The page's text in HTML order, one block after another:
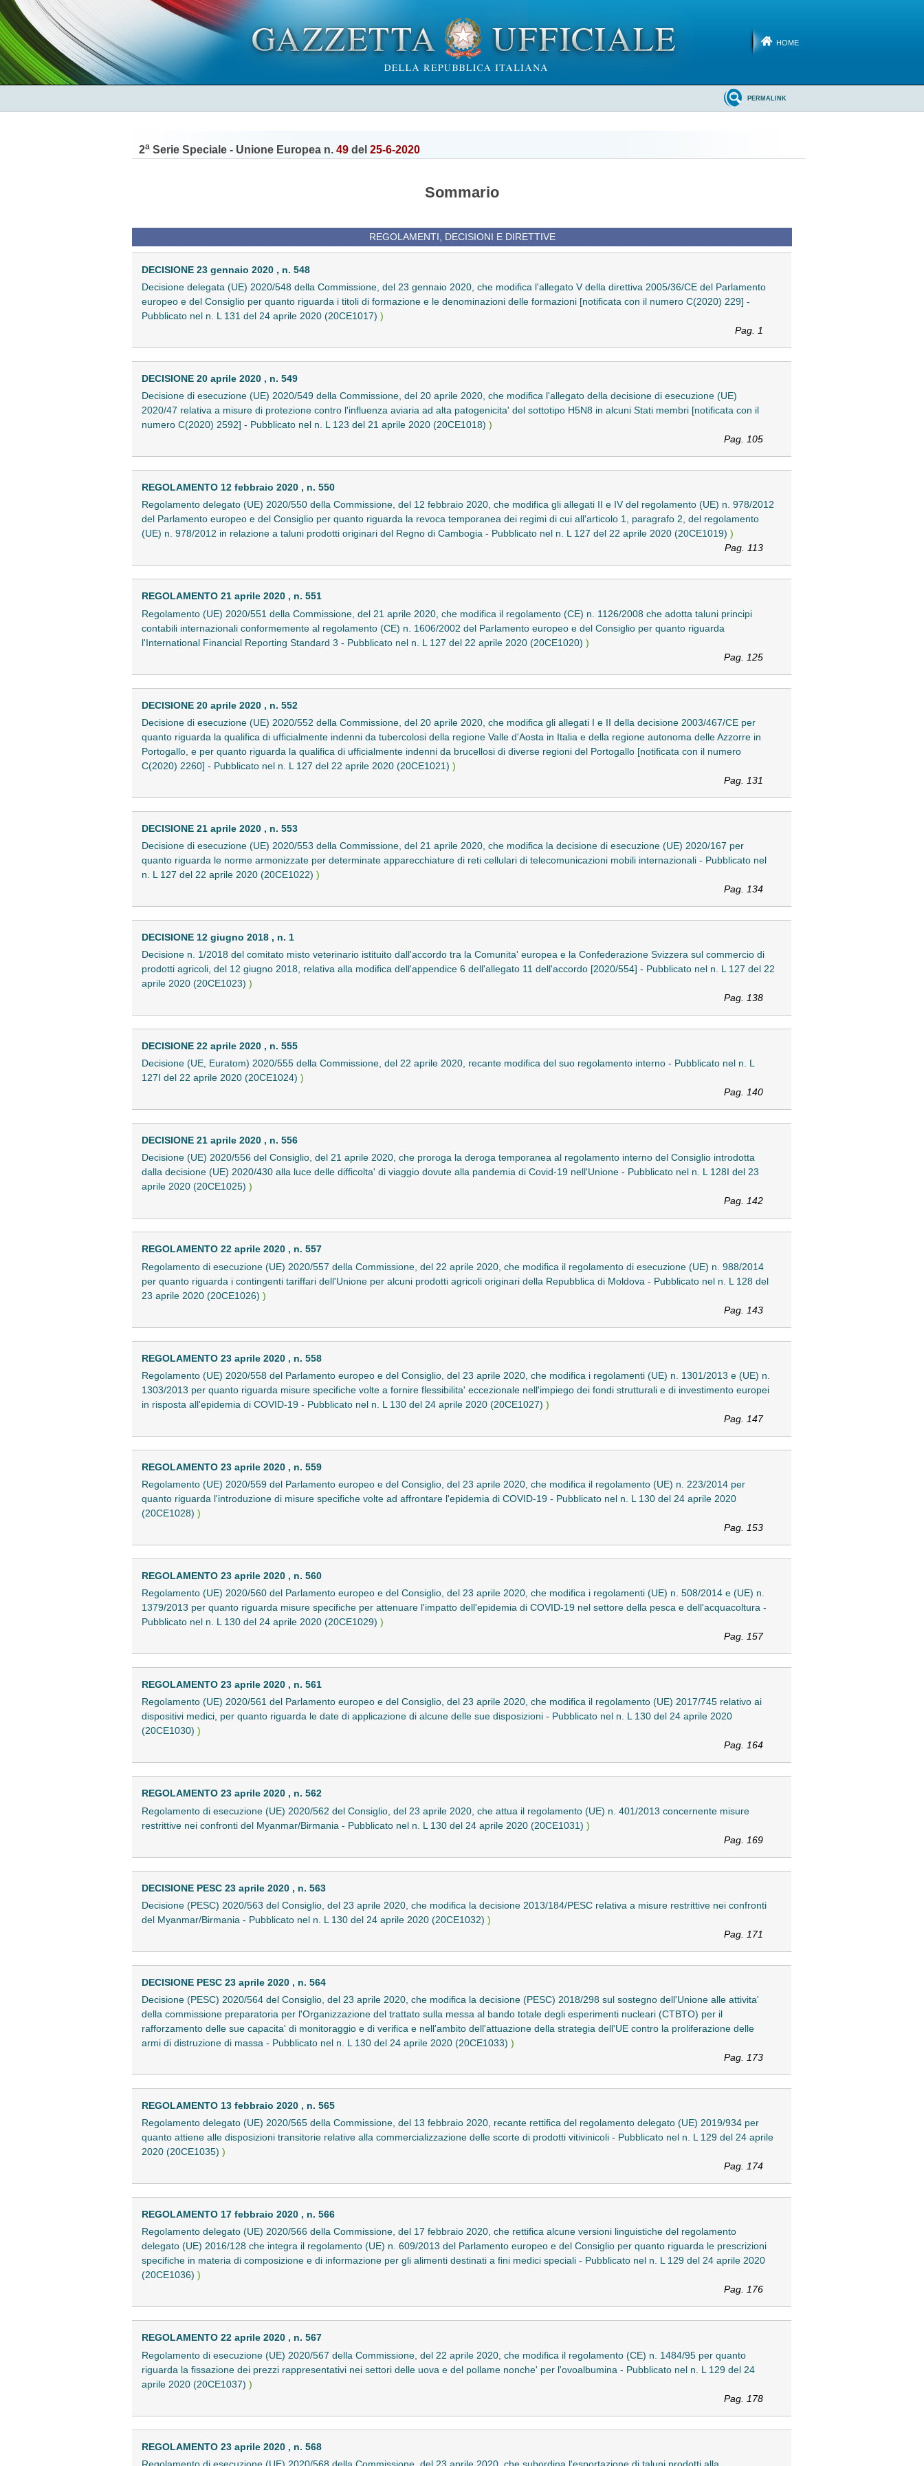
HOME
PERMALINK
2a Serie Speciale - Unione Europea n. 49 del 25-6-2020
Sommario
REGOLAMENTI, DECISIONI E DIRETTIVE
DECISIONE 23 gennaio 2020 , n. 548
Decisione delegata (UE) 2020/548 della Commissione, del 23 gennaio 2020, che modifica l'allegato V della direttiva 2005/36/CE del Parlamento
europeo e del Consiglio per quanto riguarda i titoli di formazione e le denominazioni delle formazioni [notificata con il numero C(2020) 229] -
Pubblicato nel n. L 131 del 24 aprile 2020 (20CE1017) )
Pag. 1
DECISIONE 20 aprile 2020 , n. 549
Decisione di esecuzione (UE) 2020/549 della Commissione, del 20 aprile 2020, che modifica l'allegato della decisione di esecuzione (UE)
2020/47 relativa a misure di protezione contro l'influenza aviaria ad alta patogenicita' del sottotipo H5N8 in alcuni Stati membri [notificata con il
numero C(2020) 2592] - Pubblicato nel n. L 123 del 21 aprile 2020 (20CE1018) )
Pag. 105
REGOLAMENTO 12 febbraio 2020 , n. 550
Regolamento delegato (UE) 2020/550 della Commissione, del 12 febbraio 2020, che modifica gli allegati II e IV del regolamento (UE) n. 978/2012
del Parlamento europeo e del Consiglio per quanto riguarda la revoca temporanea dei regimi di cui all'articolo 1, paragrafo 2, del regolamento
(UE) n. 978/2012 in relazione a taluni prodotti originari del Regno di Cambogia - Pubblicato nel n. L 127 del 22 aprile 2020 (20CE1019) )
Pag. 113
REGOLAMENTO 21 aprile 2020 , n. 551
Regolamento (UE) 2020/551 della Commissione, del 21 aprile 2020, che modifica il regolamento (CE) n. 1126/2008 che adotta taluni principi
contabili internazionali conformemente al regolamento (CE) n. 1606/2002 del Parlamento europeo e del Consiglio per quanto riguarda
l'International Financial Reporting Standard 3 - Pubblicato nel n. L 127 del 22 aprile 2020 (20CE1020) )
Pag. 125
DECISIONE 20 aprile 2020 , n. 552
Decisione di esecuzione (UE) 2020/552 della Commissione, del 20 aprile 2020, che modifica gli allegati I e II della decisione 2003/467/CE per
quanto riguarda la qualifica di ufficialmente indenni da tubercolosi della regione Valle d'Aosta in Italia e della regione autonoma delle Azzorre in
Portogallo, e per quanto riguarda la qualifica di ufficialmente indenni da brucellosi di diverse regioni del Portogallo [notificata con il numero
C(2020) 2260] - Pubblicato nel n. L 127 del 22 aprile 2020 (20CE1021) )
Pag. 131
DECISIONE 21 aprile 2020 , n. 553
Decisione di esecuzione (UE) 2020/553 della Commissione, del 21 aprile 2020, che modifica la decisione di esecuzione (UE) 2020/167 per
quanto riguarda le norme armonizzate per determinate apparecchiature di reti cellulari di telecomunicazioni mobili internazionali - Pubblicato nel
n. L 127 del 22 aprile 2020 (20CE1022) )
Pag. 134
DECISIONE 12 giugno 2018 , n. 1
Decisione n. 1/2018 del comitato misto veterinario istituito dall'accordo tra la Comunita' europea e la Confederazione Svizzera sul commercio di
prodotti agricoli, del 12 giugno 2018, relativa alla modifica dell'appendice 6 dell'allegato 11 dell'accordo [2020/554] - Pubblicato nel n. L 127 del 22
aprile 2020 (20CE1023) )
Pag. 138
DECISIONE 22 aprile 2020 , n. 555
Decisione (UE, Euratom) 2020/555 della Commissione, del 22 aprile 2020, recante modifica del suo regolamento interno - Pubblicato nel n. L
127I del 22 aprile 2020 (20CE1024) )
Pag. 140
DECISIONE 21 aprile 2020 , n. 556
Decisione (UE) 2020/556 del Consiglio, del 21 aprile 2020, che proroga la deroga temporanea al regolamento interno del Consiglio introdotta
dalla decisione (UE) 2020/430 alla luce delle difficolta' di viaggio dovute alla pandemia di Covid-19 nell'Unione - Pubblicato nel n. L 128I del 23
aprile 2020 (20CE1025) )
Pag. 142
REGOLAMENTO 22 aprile 2020 , n. 557
Regolamento di esecuzione (UE) 2020/557 della Commissione, del 22 aprile 2020, che modifica il regolamento di esecuzione (UE) n. 988/2014
per quanto riguarda i contingenti tariffari dell'Unione per alcuni prodotti agricoli originari della Repubblica di Moldova - Pubblicato nel n. L 128 del
23 aprile 2020 (20CE1026) )
Pag. 143
REGOLAMENTO 23 aprile 2020 , n. 558
Regolamento (UE) 2020/558 del Parlamento europeo e del Consiglio, del 23 aprile 2020, che modifica i regolamenti (UE) n. 1301/2013 e (UE) n.
1303/2013 per quanto riguarda misure specifiche volte a fornire flessibilita' eccezionale nell'impiego dei fondi strutturali e di investimento europei
in risposta all'epidemia di COVID-19 - Pubblicato nel n. L 130 del 24 aprile 2020 (20CE1027) )
Pag. 147
REGOLAMENTO 23 aprile 2020 , n. 559
Regolamento (UE) 2020/559 del Parlamento europeo e del Consiglio, del 23 aprile 2020, che modifica il regolamento (UE) n. 223/2014 per
quanto riguarda l'introduzione di misure specifiche volte ad affrontare l'epidemia di COVID-19 - Pubblicato nel n. L 130 del 24 aprile 2020
(20CE1028) )
Pag. 153
REGOLAMENTO 23 aprile 2020 , n. 560
Regolamento (UE) 2020/560 del Parlamento europeo e del Consiglio, del 23 aprile 2020, che modifica i regolamenti (UE) n. 508/2014 e (UE) n.
1379/2013 per quanto riguarda misure specifiche per attenuare l'impatto dell'epidemia di COVID-19 nel settore della pesca e dell'acquacoltura -
Pubblicato nel n. L 130 del 24 aprile 2020 (20CE1029) )
Pag. 157
REGOLAMENTO 23 aprile 2020 , n. 561
Regolamento (UE) 2020/561 del Parlamento europeo e del Consiglio, del 23 aprile 2020, che modifica il regolamento (UE) 2017/745 relativo ai
dispositivi medici, per quanto riguarda le date di applicazione di alcune delle sue disposizioni - Pubblicato nel n. L 130 del 24 aprile 2020
(20CE1030) )
Pag. 164
REGOLAMENTO 23 aprile 2020 , n. 562
Regolamento di esecuzione (UE) 2020/562 del Consiglio, del 23 aprile 2020, che attua il regolamento (UE) n. 401/2013 concernente misure
restrittive nei confronti del Myanmar/Birmania - Pubblicato nel n. L 130 del 24 aprile 2020 (20CE1031) )
Pag. 169
DECISIONE PESC 23 aprile 2020 , n. 563
Decisione (PESC) 2020/563 del Consiglio, del 23 aprile 2020, che modifica la decisione 2013/184/PESC relativa a misure restrittive nei confronti
del Myanmar/Birmania - Pubblicato nel n. L 130 del 24 aprile 2020 (20CE1032) )
Pag. 171
DECISIONE PESC 23 aprile 2020 , n. 564
Decisione (PESC) 2020/564 del Consiglio, del 23 aprile 2020, che modifica la decisione (PESC) 2018/298 sul sostegno dell'Unione alle attivita'
della commissione preparatoria per l'Organizzazione del trattato sulla messa al bando totale degli esperimenti nucleari (CTBTO) per il
rafforzamento delle sue capacita' di monitoraggio e di verifica e nell'ambito dell'attuazione della strategia dell'UE contro la proliferazione delle
armi di distruzione di massa - Pubblicato nel n. L 130 del 24 aprile 2020 (20CE1033) )
Pag. 173
REGOLAMENTO 13 febbraio 2020 , n. 565
Regolamento delegato (UE) 2020/565 della Commissione, del 13 febbraio 2020, recante rettifica del regolamento delegato (UE) 2019/934 per
quanto attiene alle disposizioni transitorie relative alla commercializzazione delle scorte di prodotti vitivinicoli - Pubblicato nel n. L 129 del 24 aprile
2020 (20CE1035) )
Pag. 174
REGOLAMENTO 17 febbraio 2020 , n. 566
Regolamento delegato (UE) 2020/566 della Commissione, del 17 febbraio 2020, che rettifica alcune versioni linguistiche del regolamento
delegato (UE) 2016/128 che integra il regolamento (UE) n. 609/2013 del Parlamento europeo e del Consiglio per quanto riguarda le prescrizioni
specifiche in materia di composizione e di informazione per gli alimenti destinati a fini medici speciali - Pubblicato nel n. L 129 del 24 aprile 2020
(20CE1036) )
Pag. 176
REGOLAMENTO 22 aprile 2020 , n. 567
Regolamento di esecuzione (UE) 2020/567 della Commissione, del 22 aprile 2020, che modifica il regolamento (CE) n. 1484/95 per quanto
riguarda la fissazione dei prezzi rappresentativi nei settori delle uova e del pollame nonche' per l'ovoalbumina - Pubblicato nel n. L 129 del 24
aprile 2020 (20CE1037) )
Pag. 178
REGOLAMENTO 23 aprile 2020 , n. 568
Regolamento di esecuzione (UE) 2020/568 della Commissione, del 23 aprile 2020, che subordina l'esportazione di taluni prodotti alla